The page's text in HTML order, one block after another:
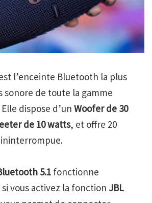
l’enceinte Bluetooth la plus
sonore de toute la gamme
dispose d’un Woofer de 30
de 10 watts, et offre 20
ininterrompue.
5.1 fonctionne
vous activez la fonction JBL